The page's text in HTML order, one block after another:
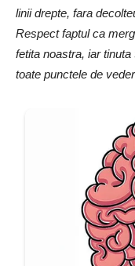
linii drepte, fara
Respect faptul ca
fetita noastra, iar
toate punctele de